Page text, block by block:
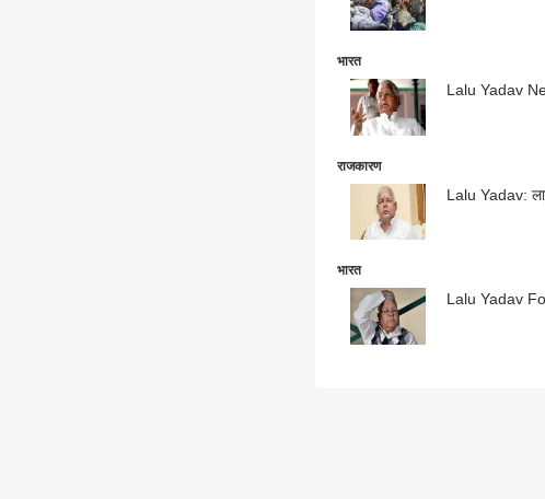
भारत
Lalu Yadav
राजकारण
Lalu Yadav:
भारत
Lalu Yadav